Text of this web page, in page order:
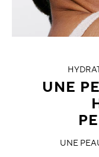
UNE
UNE